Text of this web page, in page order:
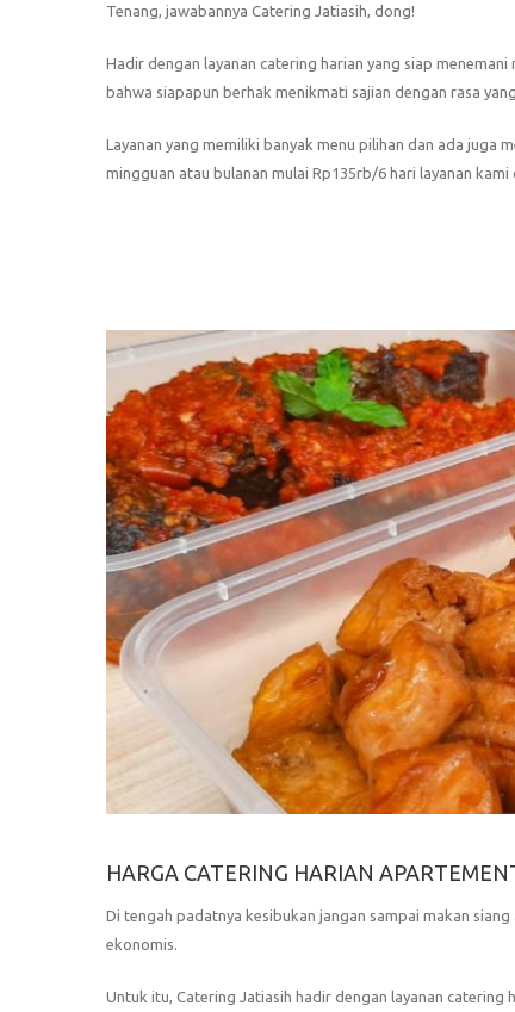
Tenang, jawabannya Catering Jatiasih, dong!
Hadir dengan layanan catering harian yang siap
bahwa siapapun berhak menikmati sajian dengan rasa
Layanan yang memiliki banyak menu pilihan dan ada juga
mingguan atau bulanan mulai Rp135rb/6 hari layanan
HARGA CATERING HARIAN
Di tengah padatnya kesibukan jangan sampai makan
ekonomis.
Untuk itu, Catering Jatiasih hadir dengan layanan catering